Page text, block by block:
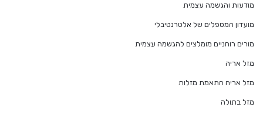
מודעות והגשמה עצמית
מועדון המטפלים של אלטרנטיבלי
מורים רוחניים מומלצים להגשמה עצמית
מזל אריה
מזל אריה התאמת מזלות
מזל בתולה